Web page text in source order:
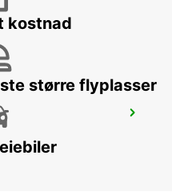
kostnad
større flyplasser